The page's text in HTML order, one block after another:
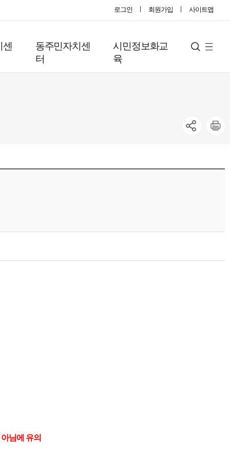
로그인 회원가입 사이트맵
동주민자치센
터
시민정보화교
육
검
사
트
님에 유의